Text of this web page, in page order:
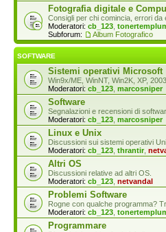
Fotografia digitale e
Consigli per chi comincia, errori da
Moderatori: cb_123
Subforum:
Album Fotografico
SOFTWARE
Sistemi operativi Microsoft
Win9x/ME, WinNT, Win2K, XP,
Moderatori: cb_123 marcosniper
Software
Segnalazioni e recensioni di
Moderatori: cb_123 marcosniper
Linux e Unix
Discussioni sui sistemi operativi
Moderatori: cb_123 thrantir,
Altri OS
Discussioni relative ad altri OS.
Moderatori: cb_123 netvandal
Problemi Software
Rogne con qualche programma?
Moderatori: cb_123
Programmare